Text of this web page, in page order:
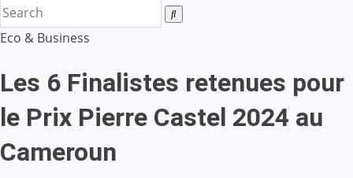
Eco & Business
Les 6 Finalistes retenues pour
le Prix Pierre Castel 2024 au
Cameroun